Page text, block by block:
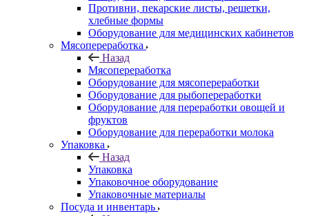
Противни, пекарские листы, решетки,
хлебные формы
Оборудование для медицинских кабинетов
Мясопереработка
Назад
Мясопереработка
Оборудование для мясопереработки
Оборудование для рыбопереработки
Оборудование для переработки овощей и
фруктов
Оборудование для переработки молока
Упаковка
Назад
Упаковка
Упаковочное оборудование
Упаковочные материалы
Посуда и инвентарь